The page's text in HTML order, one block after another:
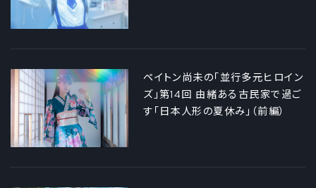
ペイトン尚未の「並行多元ヒロイン
ズ」第14回 由緒ある古民家で過ご
す「日本人形の夏休み」（前編）